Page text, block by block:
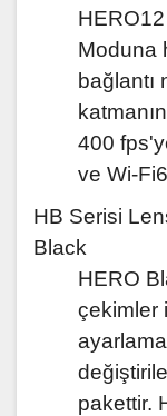
Moduna
bağlantı
400
ve Wi-
HB Serisi
Black
HERO
çekimler
pakettir.